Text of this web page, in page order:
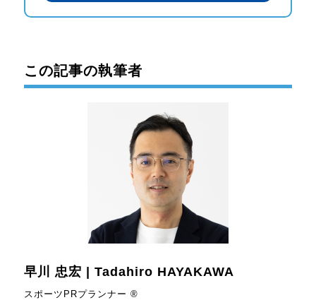
この記事の執筆者
早川 忠宏 | Tadahiro HAYAKAWA
スポーツPRプランナー ®